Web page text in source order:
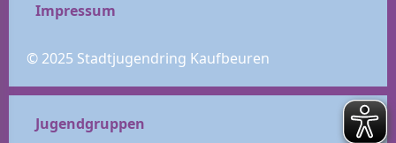
Impressum
© 2025 Stadtjugendring Kaufbeuren
Jugendgruppen